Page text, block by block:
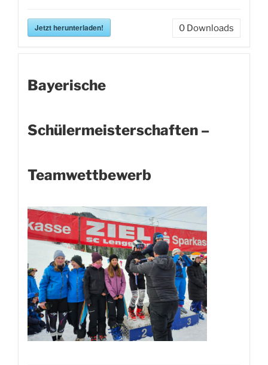
Jetzt herunterladen! 0 Downloads
Bayerische
Schülermeisterschaften –
Teamwettbewerb